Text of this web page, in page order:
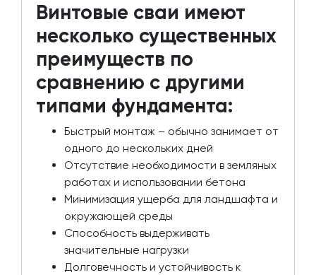
Винтовые сваи имеют
несколько существенных
преимуществ по
сравнению с другими
типами фундамента:
Быстрый монтаж – обычно занимает от
одного до нескольких дней
Отсутствие необходимости в земляных
работах и использовании бетона
Минимизация ущерба для ландшафта и
окружающей среды
Способность выдерживать
значительные нагрузки
Долговечность и устойчивость к